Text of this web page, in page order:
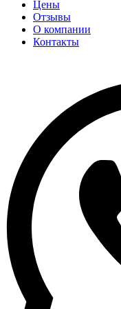
Цены
Отзывы
О компании
Контакты